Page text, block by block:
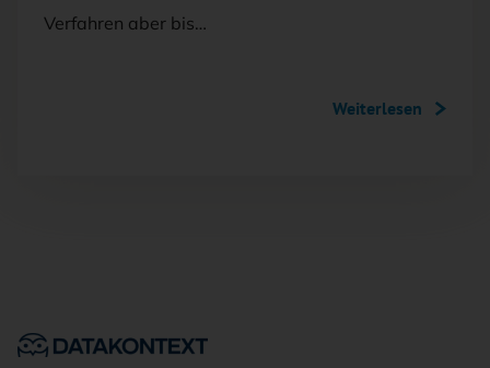
Verfahren aber bis…
Weiterlesen